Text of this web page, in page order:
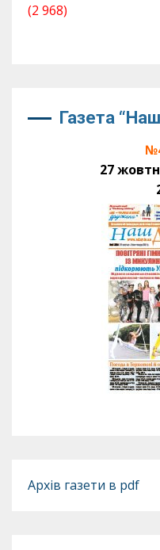
(2 968)
Газета
27
Архів газети в pdf